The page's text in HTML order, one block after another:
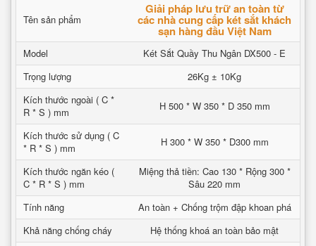
Tên sản phẩm
Giải pháp lưu trữ an toàn từ
các nhà cung cấp két sắt khách
sạn hàng đầu Việt Nam
Model
Két Sắt Quầy Thu Ngân DX500 - E
Trọng lượng
26Kg ± 10Kg
Kích thước ngoài ( C *
R * S ) mm
H 500 * W 350 * D 350 mm
Kích thước sử dụng ( C
* R * S ) mm
H 300 * W 350 * D300 mm
Kích thước ngăn kéo (
C * R * S ) mm
Miệng thả tiền: Cao 130 * Rộng 300 *
Sâu 220 mm
Tính năng
An toàn + Chống trộm đập khoan phá
Khả năng chống cháy
Hệ thống khoá an toàn bảo mật